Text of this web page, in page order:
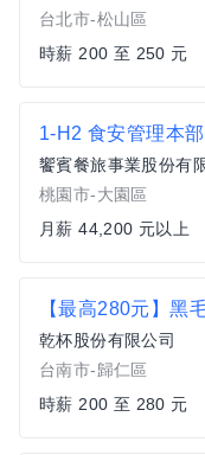
台北市-松山區
時薪 200 至 250 元
饗賓餐旅事業股份有
桃園市-大園區
月薪 44,200 元以上
【最高280元】黑
乾杯股份有限公司
台南市-歸仁區
時薪 200 至 280 元